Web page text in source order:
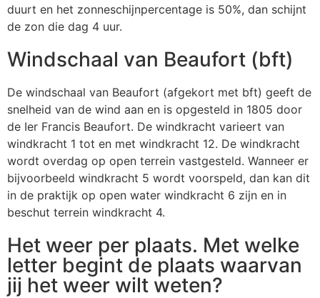
duurt en het zonneschijnpercentage is 50%, dan schijnt
de zon die dag 4 uur.
Windschaal van Beaufort (bft)
De windschaal van Beaufort (afgekort met bft) geeft de
snelheid van de wind aan en is opgesteld in 1805 door
de Ier Francis Beaufort. De windkracht varieert van
windkracht 1 tot en met windkracht 12. De windkracht
wordt overdag op open terrein vastgesteld. Wanneer er
bijvoorbeeld windkracht 5 wordt voorspeld, dan kan dit
in de praktijk op open water windkracht 6 zijn en in
beschut terrein windkracht 4.
Het weer per plaats. Met welke
letter begint de plaats waarvan
jij het weer wilt weten?